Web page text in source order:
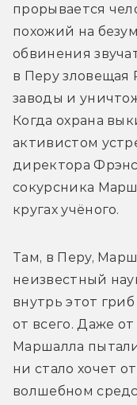
прорывается
похожий на
обвинения
в Перу зловещая
заводы и
Когда охрана
активистом
директора
сокурсника
кругах учёного.
Там, в Перу,
неизвестный
внутрь этот
от всего. Даже
Маршалла
ни стало хочет
волшебном